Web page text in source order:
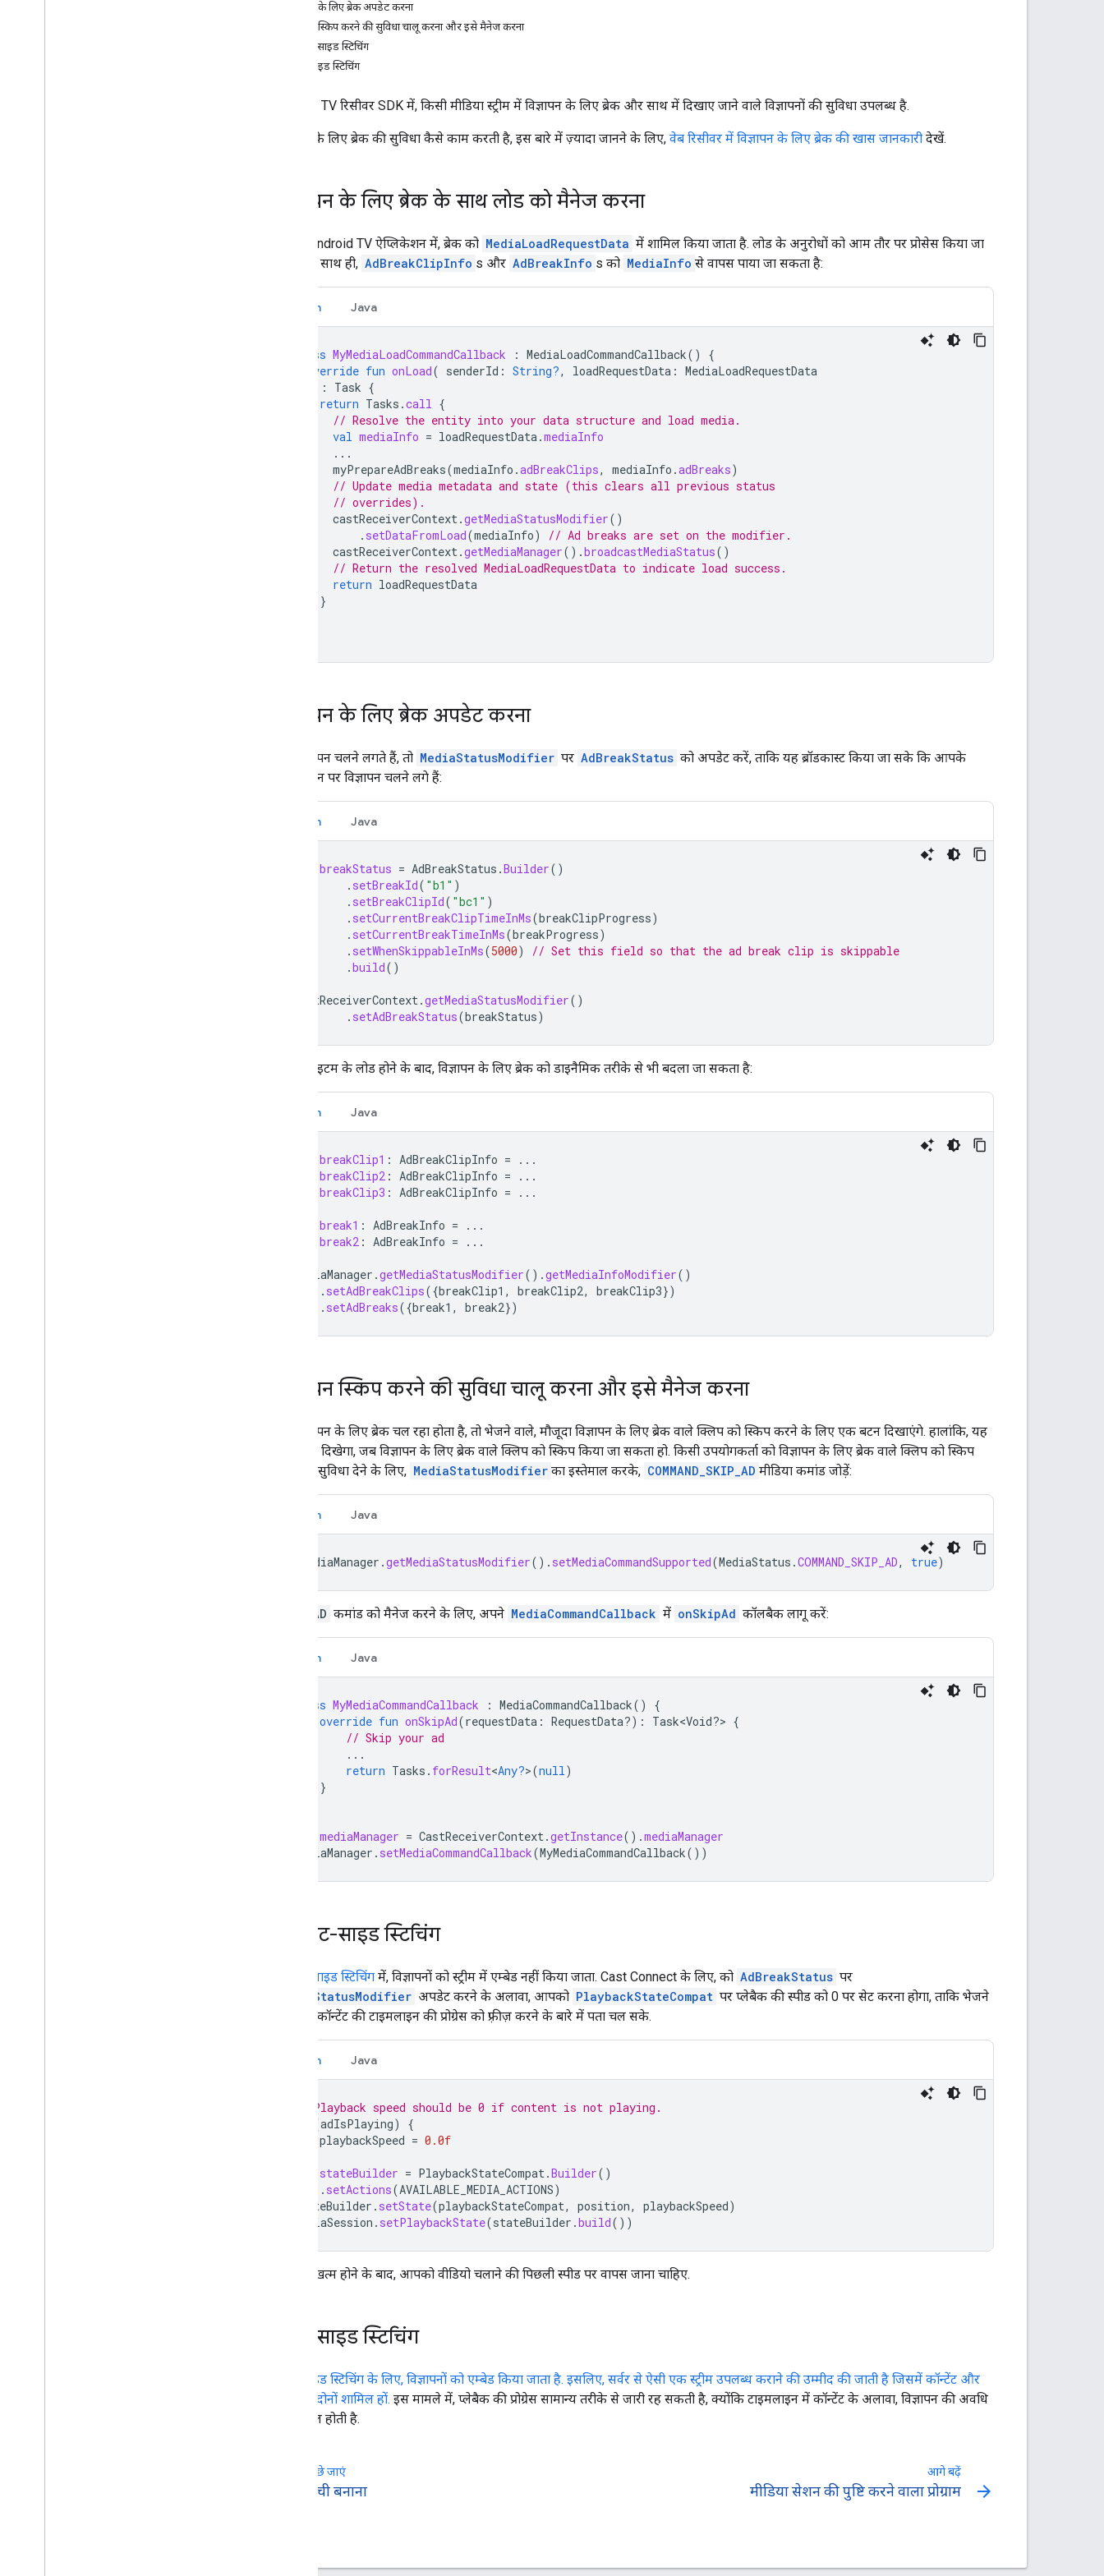
विज्ञापन के लिए ब्रेक अपडेट करना
विज्ञापन स्किप करने की सुविधा चालू करना और इसे मैनेज करना
क्लाइंट-साइड स्टिचिंग
सर्वर-साइड स्टिचिंग
Android TV रिसीवर SDK में, किसी मीडिया स्ट्रीम में विज्ञापन के लिए ब्रेक और साथ में दिखाए जाने वाले विज्ञापनों की सुविधा उपलब्ध है.
विज्ञापन के लिए ब्रेक की सुविधा कैसे काम करती है, इस बारे में ज़्यादा जानने के लिए, वेब रिसीवर में विज्ञापन के लिए ब्रेक की खास जानकारी देखें.
विज्ञापन के लिए ब्रेक के साथ लोड को मैनेज करना
आपके Android TV ऐप्लिकेशन में, ब्रेक को MediaLoadRequestData में शामिल किया जाता है. लोड के अनुरोधों को आम तौर पर प्रोसेस किया जा
सकता है. साथ ही, AdBreakClipInfo s और AdBreakInfo s को MediaInfo से वापस पाया जा सकता है:
Kotlin Java
class MyMediaLoadCommandCallback : MediaLoadCommandCallback()
{
override fun onLoad( senderId : String?, loadRequestData : MediaLoadRequestData
):
Task {
return Tasks .call {
// Resolve the entity into your data structure and load media.
val mediaInfo = loadRequestData.mediaInfo
...
myPrepareAdBreaks(mediaInfo .adBreakClips, mediaInfo .adBreaks)
// Update media metadata and state (this clears all previous status
// overrides).
castReceiverContext.getMediaStatusModifier()
. setDataFromLoad(mediaInfo)
// Ad breaks are set on the modifier.
castReceiverContext.getMediaManager().broadcastMediaStatus()
// Return the resolved MediaLoadRequestData to indicate load success.
return loadRequestData
}
विज्ञापन के लिए ब्रेक अपडेट करना
जब विज्ञापन चलने लगते हैं, तो MediaStatusModifier पर AdBreakStatus को अपडेट करें, ताकि यह ब्रॉडकास्ट किया जा सके कि आपके
ऐप्लिकेशन पर विज्ञापन चलने लगे हैं:
Kotlin Java
breakStatus = AdBreakStatus .Builder()
. setBreakId( "b1" )
. setBreakClipId( "bc1" )
. setCurrentBreakClipTimeInMs(breakClipProgress)
. setCurrentBreakTimeInMs(breakProgress)
. setWhenSkippableInMs(5000)
// Set this field so that the ad break clip is skippable
.build()
castReceiverContext.getMediaStatusModifier()
. setAdBreakStatus(breakStatus)
किसी आइटम के लोड होने के बाद, विज्ञापन के लिए ब्रेक को डाइनैमिक तरीके से भी बदला जा सकता है:
Kotlin Java
breakClip1 : AdBreakClipInfo =
...
breakClip2 : AdBreakClipInfo =
...
breakClip3 : AdBreakClipInfo = ...
break1 : AdBreakInfo =
...
break2 : AdBreakInfo = ...
mediaManager .getMediaStatusModifier().getMediaInfoModifier()
. setAdBreakClips({breakClip1 , breakClip2, breakClip3})
. setAdBreaks({break1 , break2})
विज्ञापन स्किप करने की सुविधा चालू करना और इसे मैनेज करना
जब विज्ञापन के लिए ब्रेक चल रहा होता है, तो भेजने वाले, मौजूदा विज्ञापन के लिए ब्रेक वाले क्लिप को स्किप करने के लिए एक बटन दिखाएंगे. हालांकि, यह
बटन तभी दिखेगा, जब विज्ञापन के लिए ब्रेक वाले क्लिप को स्किप किया जा सकता हो. किसी उपयोगकर्ता को विज्ञापन के लिए ब्रेक वाले क्लिप को स्किप
करने की सुविधा देने के लिए, MediaStatusModifier का इस्तेमाल करके, COMMAND_SKIP_AD मीडिया कमांड जोड़ें:
Kotlin Java
mMediaManager .getMediaStatusModifier(). setMediaCommandSupported(MediaStatus .COMMAND_SKIP_AD, true)
SKIP_AD कमांड को मैनेज करने के लिए, अपने MediaCommandCallback में onSkipAd कॉलबैक लागू करें:
Kotlin Java
class MyMediaCommandCallback : MediaCommandCallback()
{
override fun onSkipAd(requestData : RequestData?) : Task<Void?> {
// Skip your ad
...
return Tasks . forResult<Any?>(null)
}
mediaManager = CastReceiverContext.getInstance().mediaManager
mediaManager . setMediaCommandCallback(MyMediaCommandCallback())
क्लाइंट-साइड स्टिचिंग
क्लाइंट-साइड स्टिचिंग में, विज्ञापनों को स्ट्रीम में एम्बेड नहीं किया जाता. Cast Connect के लिए, को AdBreakStatus पर
MediaStatusModifier अपडेट करने के अलावा, आपको PlaybackStateCompat पर प्लेबैक की स्पीड को 0 पर सेट करना होगा, ताकि भेजने
वालों को कॉन्टेंट की टाइमलाइन की प्रोग्रेस को फ़्रीज़ करने के बारे में पता चल सके.
Kotlin Java
// Playback speed should be 0 if content is not playing.
(adIsPlaying)
{
playbackSpeed = 0.0f
stateBuilder = PlaybackStateCompat.Builder()
. setActions(AVAILABLE_MEDIA_ACTIONS)
stateBuilder . setState(playbackStateCompat, position, playbackSpeed)
mediaSession . setPlaybackState(stateBuilder .build())
विज्ञापन खत्म होने के बाद, आपको वीडियो चलाने की पिछली स्पीड पर वापस जाना चाहिए.
सर्वर-साइड स्टिचिंग
सर्वर-साइड स्टिचिंग के लिए, विज्ञापनों को एम्बेड किया जाता है. इसलिए, सर्वर से ऐसी एक स्ट्रीम उपलब्ध कराने की उम्मीद की जाती है जिसमें कॉन्टेंट और
विज्ञापन, दोनों शामिल हों. इस मामले में, प्लेबैक की प्रोग्रेस सामान्य तरीके से जारी रह सकती है, क्योंकि टाइमलाइन में कॉन्टेंट के अलावा, विज्ञापन की अवधि
भी शामिल होती है.
पीछे जाएं
सूची बनाना
आगे बढ़ें
मीडिया सेशन की पुष्टि करने वाला प्रोग्राम arrow_forward